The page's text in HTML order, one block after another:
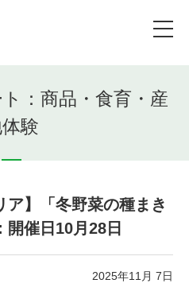
：商品・食育・産
験
ア】「冬野菜の種まき
開催日10月28日
2025年11月 7日